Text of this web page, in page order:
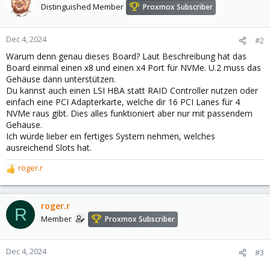
Distinguished Member Proxmox Subscriber
Dec 4, 2024 #2
Warum denn genau dieses Board? Laut Beschreibung hat das
Board einmal einen x8 und einen x4 Port für NVMe. U.2 muss das
Gehäuse dann unterstützen.
Du kannst auch einen LSI HBA statt RAID Controller nutzen oder
einfach eine PCI Adapterkarte, welche dir 16 PCI Lanes für 4
NVMe raus gibt. Dies alles funktioniert aber nur mit passendem
Gehäuse.
Ich würde lieber ein fertiges System nehmen, welches
ausreichend Slots hat.
R
e
a
c
t
o
n
roger.r
R roger.r
Member Proxmox Subscriber
Dec 4, 2024 #3